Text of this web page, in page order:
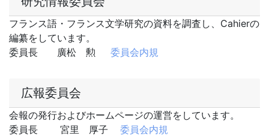
フランス語・フランス文学研究の資料を調査し、Cahierの
編纂をしています。
委員長 廣松 勲 委員会内規
広報委員会
会報の発行およびホームページの運営をしています。
委員長 宮里 厚子 委員会内規